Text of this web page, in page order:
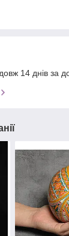
14 днів за